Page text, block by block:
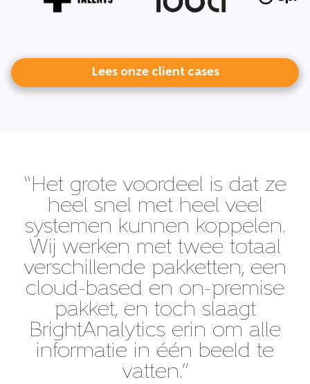
Lees onze client cases
“Het grote voordeel is dat ze
heel snel met heel veel
systemen kunnen koppelen.
Wij werken met twee totaal
verschillende pakketten, een
cloud-based en on-premise
pakket, en toch slaagt
BrightAnalytics erin om alle
informatie in één beeld te
vatten.”